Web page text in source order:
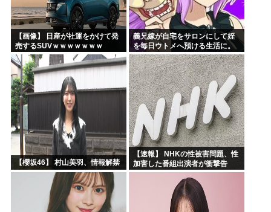
【画像】 日産が社運をかけて発
売するSUVｗｗｗｗｗｗｗ
義兄嫁が自宅をサロンにして姪
を毎日ウトメへ預ける生活に。
数年後、そのツケが一気に回っ
てきて…
【櫻坂46】 村山美羽、情報解禁
【速報】 NHKの性被害問題、性
加害した番組出演者が衝撃告
白！